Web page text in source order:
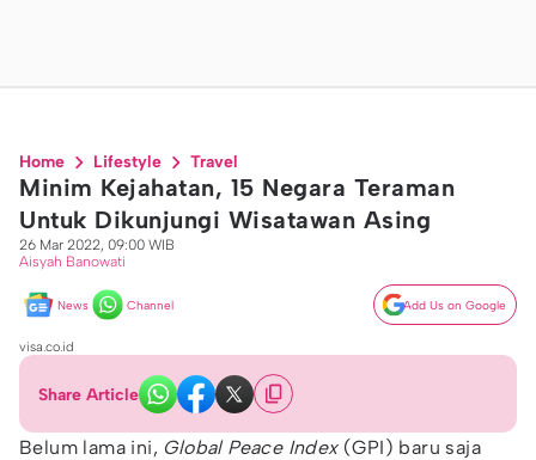
Home Lifestyle Travel
Minim Kejahatan, 15 Negara Teraman
Untuk Dikunjungi Wisatawan Asing
26 Mar 2022, 09:00 WIB
Aisyah Banowati
News Channel Add Us on Google
visa.co.id
Share Article
Belum lama ini, Global Peace Index(GPI) baru saja